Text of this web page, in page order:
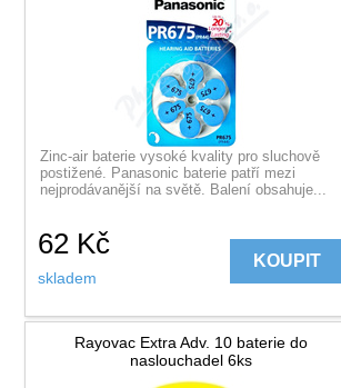
Zinc-air baterie vysoké kvality pro sluchově
postižené. Panasonic baterie patří mezi
nejprodávanější na světě. Balení obsahuje...
62 Kč
skladem
KOUPIT
Rayovac Extra Adv. 10 baterie do
naslouchadel 6ks